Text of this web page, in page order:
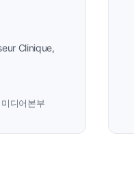
Clinique,
en
미디어본부